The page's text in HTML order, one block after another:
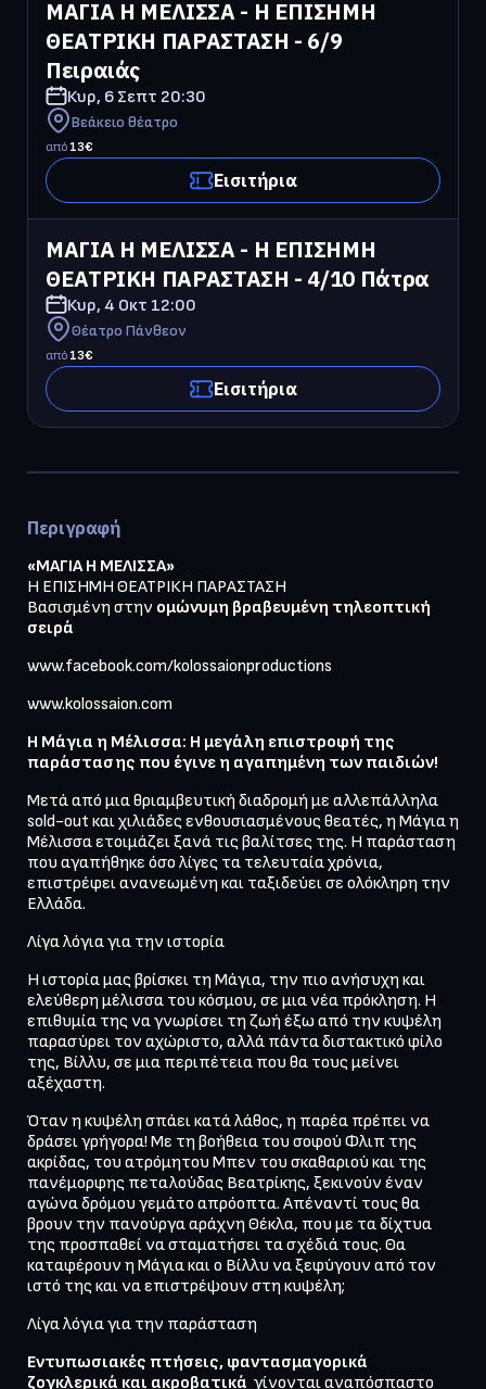
ΜΑΓΙΑ Η ΜΕΛΙΣΣΑ - Η ΕΠΙΣΗΜΗ
ΘΕΑΤΡΙΚΗ ΠΑΡΑΣΤΑΣΗ - 6/9
Πειραιάς
Κυρ, 6 Σεπτ 20:30
Βεάκειο θέατρο
από13€
Εισιτήρια
ΜΑΓΙΑ Η ΜΕΛΙΣΣΑ - Η ΕΠΙΣΗΜΗ
ΘΕΑΤΡΙΚΗ ΠΑΡΑΣΤΑΣΗ - 4/10 Πάτρα
Κυρ, 4 Οκτ 12:00
Θέατρο Πάνθεον
από13€
Εισιτήρια
Περιγραφή
«ΜΑΓΙΑ Η ΜΕΛΙΣΣΑ»
Η ΕΠΙΣΗΜΗ ΘΕΑΤΡΙΚΗ ΠΑΡΑΣΤΑΣΗ
Βασισμένη στην ομώνυμη βραβευμένη τηλεοπτική
σειρά
www.facebook.com/kolossaionproductions
www.kolossaion.com
Η Μάγια η Μέλισσα: Η μεγάλη επιστροφή της
παράστασης που έγινε η αγαπημένη των παιδιών!
Μετά από μια θριαμβευτική διαδρομή με αλλεπάλληλα
sold-out και χιλιάδες ενθουσιασμένους θεατές, η Μάγια η
Μέλισσα ετοιμάζει ξανά τις βαλίτσες της. Η παράσταση
που αγαπήθηκε όσο λίγες τα τελευταία χρόνια,
επιστρέφει ανανεωμένη και ταξιδεύει σε ολόκληρη την
Ελλάδα.
Λίγα λόγια για την ιστορία
Η ιστορία μας βρίσκει τη Μάγια, την πιο ανήσυχη και
ελεύθερη μέλισσα του κόσμου, σε μια νέα πρόκληση. Η
επιθυμία της να γνωρίσει τη ζωή έξω από την κυψέλη
παρασύρει τον αχώριστο, αλλά πάντα διστακτικό φίλο
της, Βίλλυ, σε μια περιπέτεια που θα τους μείνει
αξέχαστη.
Όταν η κυψέλη σπάει κατά λάθος, η παρέα πρέπει να
δράσει γρήγορα! Με τη βοήθεια του σοφού Φλιπ της
ακρίδας, του ατρόμητου Μπεν του σκαθαριού και της
πανέμορφης πεταλούδας Βεατρίκης, ξεκινούν έναν
αγώνα δρόμου γεμάτο απρόοπτα. Απέναντί τους θα
βρουν την πανούργα αράχνη Θέκλα, που με τα δίχτυα
της προσπαθεί να σταματήσει τα σχέδιά τους. Θα
καταφέρουν η Μάγια και ο Βίλλυ να ξεφύγουν από τον
ιστό της και να επιστρέψουν στη κυψέλη;
Λίγα λόγια για την παράσταση
Εντυπωσιακές πτήσεις, φαντασμαγορικά
ζογκλερικά και ακροβατικά γίνονται αναπόσπαστο